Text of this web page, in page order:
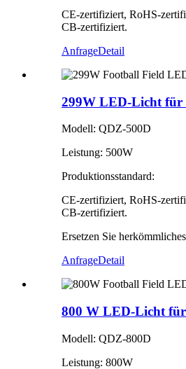
CE-zertifiziert, RoHS-
CB-zertifiziert.
AnfrageDetail
299W LED-Licht für
Modell: QDZ-500D
Leistung: 500W
Produktionsstandard:
CE-zertifiziert, RoHS-
CB-zertifiziert.
Ersetzen Sie
AnfrageDetail
800 W LED-Licht
Modell: QDZ-800D
Leistung: 800W